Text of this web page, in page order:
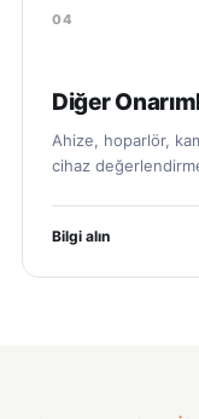
04
Diğer
Ahize, hoparlör,
cihaz
Bilgi alın